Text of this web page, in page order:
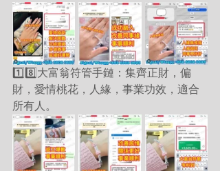
1️⃣8️⃣大富翁符管手鏈：集齊正財，偏
財，愛情桃花，人緣，事業功效，適合
所有人。